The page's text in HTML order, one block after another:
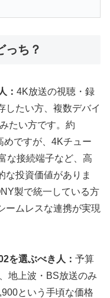
っち？
： 4K放送の視聴・録
したい方、複数デバイ
たい方です。約
めですが、4Kチュー
な接続端子など、高
な投資価値がありま
製で統一している方
ームレスな連携が実現
を選ぶべき人： 予算
地上波・BS放送のみ
という手頃な価格